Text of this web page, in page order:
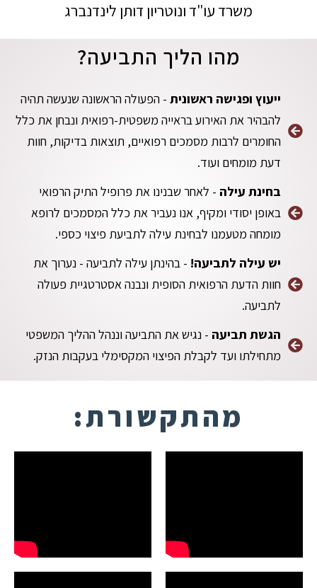
משרד עו"ד ונוטריון דותן לינדנברג
מהו הליך התביעה?
ייעוץ ופגישה ראשונית - הפעולה הראשונה שנעשה תהיה
להבהיר את האירוע בראייה משפטית-רפואית ונבחן את כלל
החומרים לרבות מסמכים רפואיים, תוצאות בדיקות, חוות
דעת מומחים ועוד.
בחינת עילה - לאחר שבנינו את פרופיל התיק הרפואי
באופן יסודי ומקיף, אנו נעביר את כלל המסמכים לרופא
מומחה מטעמנו לבחינת עילה לתביעת פיצוי כספי.
יש עילה לתביעה! - בהינתן עילה לתביעה - נערוך את
חוות הדעת הרפואית הסופית ונבנה אסטרטגיית פעולה
לתביעה.
הגשת תביעה - נגיש את התביעה וננהל ההליך המשפטי
מתחילתו ועד לקבלת הפיצוי המקסימלי בעקבות הנזק.
מהתקשורת: